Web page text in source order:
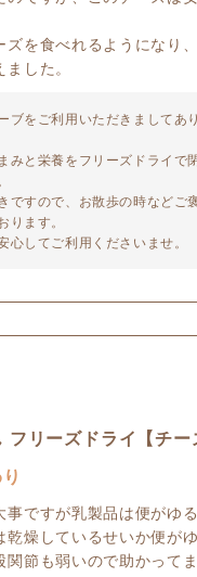
ズを食べれるようになり
した。
ブをご利用いただきましてあ
みと栄養をフリーズドライで
ですので、お散歩の時などご
ります。
心してご利用くださいませ。
フリーズドライ【チー
事ですが乳製品は便がゆ
乾燥しているせいか便が
関節も弱いので助かってま